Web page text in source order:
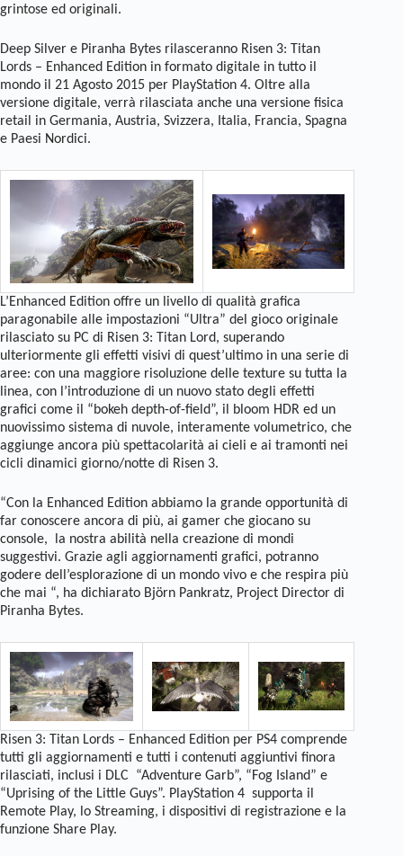
grintose ed originali.
Deep Silver e Piranha Bytes rilasceranno Risen 3: Titan
Lords – Enhanced Edition in formato digitale in tutto il
mondo il 21 Agosto 2015 per PlayStation 4. Oltre alla
versione digitale, verrà rilasciata anche una versione fisica
retail in Germania, Austria, Svizzera, Italia, Francia, Spagna
e Paesi Nordici.
L’Enhanced Edition offre un livello di qualità grafica
paragonabile alle impostazioni “Ultra” del gioco originale
rilasciato su PC di Risen 3: Titan Lord, superando
ulteriormente gli effetti visivi di quest’ultimo in una serie di
aree: con una maggiore risoluzione delle texture su tutta la
linea, con l’introduzione di un nuovo stato degli effetti
grafici come il “bokeh depth-of-field”, il bloom HDR ed un
nuovissimo sistema di nuvole, interamente volumetrico, che
aggiunge ancora più spettacolarità ai cieli e ai tramonti nei
cicli dinamici giorno/notte di Risen 3.
“Con la Enhanced Edition abbiamo la grande opportunità di
far conoscere ancora di più, ai gamer che giocano su
console, la nostra abilità nella creazione di mondi
suggestivi. Grazie agli aggiornamenti grafici, potranno
godere dell’esplorazione di un mondo vivo e che respira più
che mai “, ha dichiarato Björn Pankratz, Project Director di
Piranha Bytes.
Risen 3: Titan Lords – Enhanced Edition per PS4 comprende
tutti gli aggiornamenti e tutti i contenuti aggiuntivi finora
rilasciati, inclusi i DLC “Adventure Garb”, “Fog Island” e
“Uprising of the Little Guys”. PlayStation 4 supporta il
Remote Play, lo Streaming, i dispositivi di registrazione e la
funzione Share Play.